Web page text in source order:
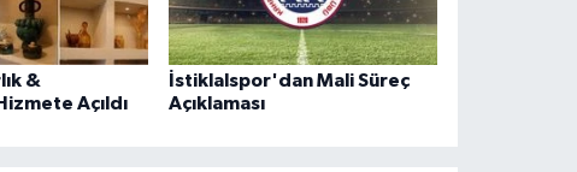
&
Açıldı
İstiklalspor'dan Mali Süreç
Açıklaması